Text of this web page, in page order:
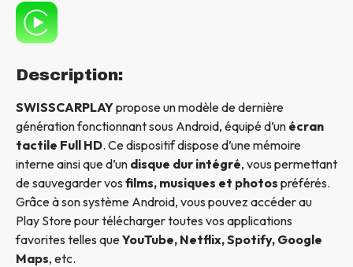
Description:
SWISSCARPLAYpropose un modèle de dernière
génération fonctionnant sous Android, équipé d’un écran
tactile Full HD. Ce dispositif dispose d’une mémoire
interne ainsi que d’un disque dur intégré, vous permettant
de sauvegarder vos films, musiques et photos préférés.
Grâce à son système Android, vous pouvez accéder au
Play Store pour télécharger toutes vos applications
favorites telles queYouTube, Netflix, Spotify, Google
Maps, etc.